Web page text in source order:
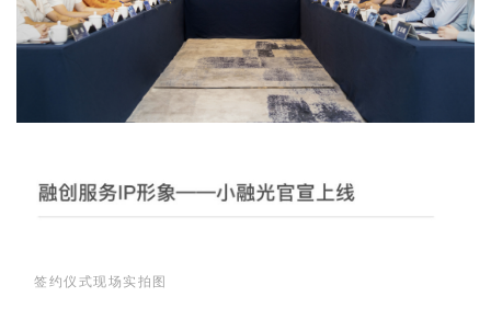
签约仪式现场实拍图